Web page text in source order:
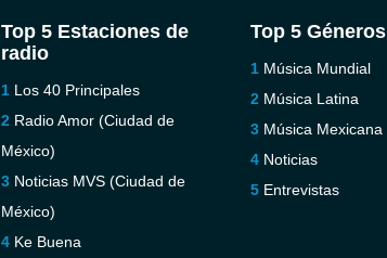
Top 5 Estaciones de
radio
Los 40 Principales
Radio Amor (Ciudad de
México)
Noticias MVS (Ciudad de
México)
Ke Buena
Top 5 Géneros
Música Mundial
Música Latina
Música Mexicana
Noticias
Entrevistas